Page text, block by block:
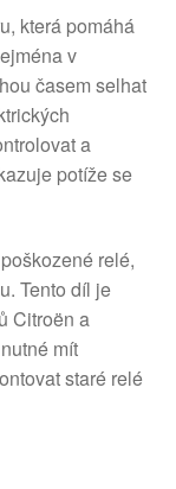
která pomáhá
v
časem selhat
a
potíže se
relé,
Tento díl je
Citroën a
mít
staré relé